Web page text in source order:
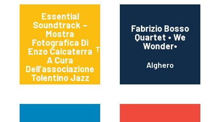
Essential
Soundtrack –
Mostra
Fotografica Di
Enzo Calcaterra
A Cura
Dell’associazione
Tolentino Jazz
Tolentino
Fabrizio Bosso
Quartet • We
Wonder•
Alghero